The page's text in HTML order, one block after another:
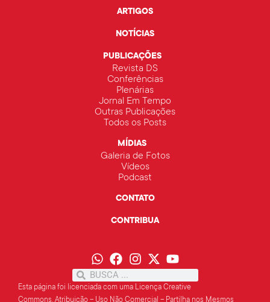
ARTIGOS
NOTÍCIAS
PUBLICAÇÕES
Revista DS
Conferências
Plenárias
Jornal Em Tempo
Outras Publicações
Todos os Posts
MÍDIAS
Galeria de Fotos
Vídeos
Podcast
CONTATO
CONTRIBUA
Esta página foi licenciada com uma Licença Creative
Commons. Atribuição – Uso Não Comercial – Partilha nos Mesmos